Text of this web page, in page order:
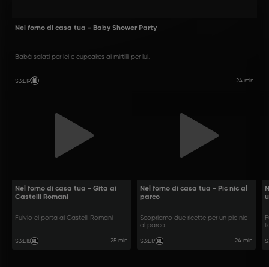
Nel forno di casa tua - Baby Shower Party
Babà salati per lei e cupcakes ai mirtilli per lui.
S3:E19 24 min
Nel forno di casa tua - Gita ai
Castelli Romani
Fulvio ci porta ai Castelli Romani
S3:E18 25 min
Nel forno di casa tua - Pic nic al
parco
Scopriamo due ricette per un pic nic
al parco.
S3:E17 24 min